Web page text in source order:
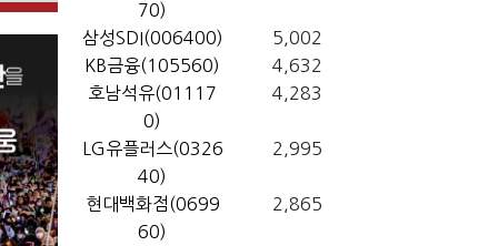
70)
삼성SDI(006400)
5,002
KB금융(105560)
4,632
호남석유(01117
0)
4,283
LG유플러스(0326
40)
2,995
현대백화점(0699
60)
2,865